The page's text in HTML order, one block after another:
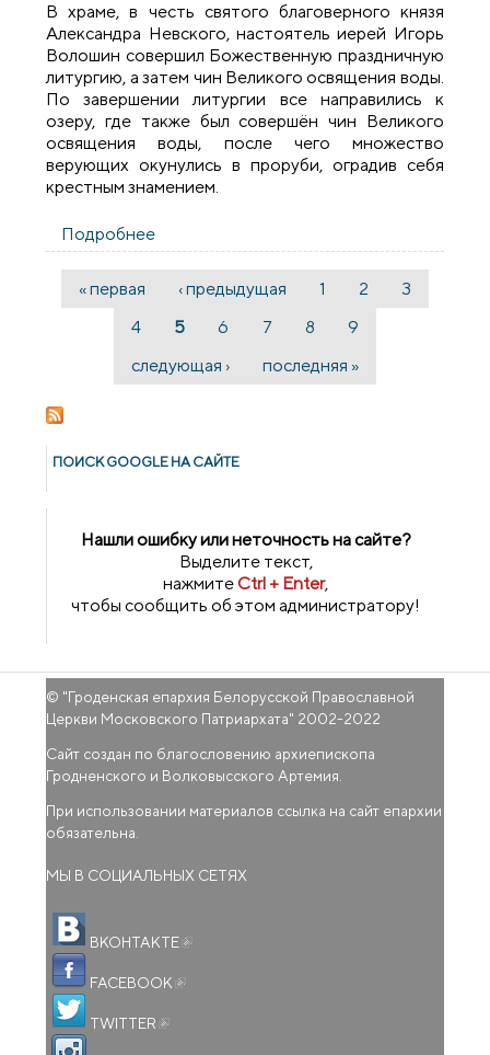
В храме, в честь святого благоверного князя
Александра Невского, настоятель иерей Игорь
Волошин совершил Божественную праздничную
литургию, а затем чин Великого освящения воды.
По завершении литургии все направились к
озеру, где также был совершён чин Великого
освящения воды, после чего множество
верующих окунулись в проруби, оградив себя
крестным знамением.
Подробнее
Господне
Страницы
« первая ‹ предыдущая 1 2
3
4
5 6 7 8
9
следующая ›
последняя »
ПОИСК GOОGLE НА САЙТЕ
Нашли ошибку или неточность на сайте?
Выделите текст,
нажмитеCtrl + Enter,
чтобы сообщить об этом администратору!
© "Гроденская епархия Белорусской Православной
Церкви Московского Патриархата" 2002-2022
Сайт создан по благословению архиепископа
Гродненского и Волковысского Артемия.
При использовании материалов ссылка на сайт епархии
обязательна.
МЫ В СОЦИАЛЬНЫХ СЕТЯХ
ВКОНТАКТЕ
FACEBOOK
TWITTER